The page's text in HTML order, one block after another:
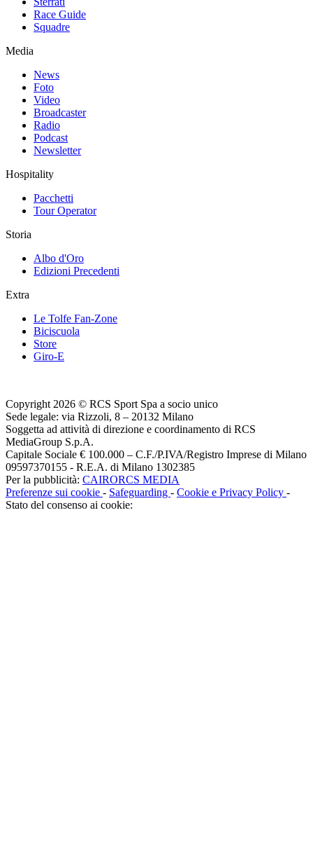
Race Guide
Squadre
Media
News
Foto
Video
Broadcaster
Radio
Podcast
Newsletter
Hospitality
Pacchetti
Tour Operator
Storia
Albo d'Oro
Edizioni Precedenti
Extra
Le Tolfe Fan-Zone
Biciscuola
Store
Giro-E
Copyright 2026 © RCS Sport Spa a socio unico
Sede legale: via Rizzoli, 8 – 20132 Milano
Soggetta ad attività di direzione e coordinamento di RCS
MediaGroup S.p.A.
Capitale Sociale € 100.000 – C.F./P.IVA/Registro Imprese di Milano
09597370155 - R.E.A. di Milano 1302385
Per la pubblicità: CAIRORCS MEDIA
Preferenze sui cookie - Safeguarding - Cookie e Privacy Policy -
Stato del consenso ai cookie: